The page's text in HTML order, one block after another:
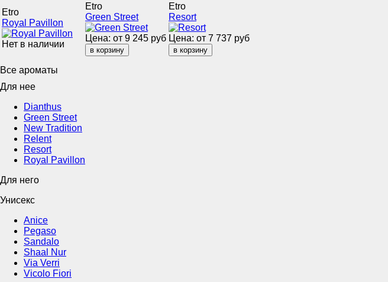
Etro
Royal Pavillon
Нет в наличии
Etro
Green Street
Цена: от 9 245 руб
Etro
Resort
Цена: от 7 737 руб
Все ароматы
Для нее
Dianthus
Green Street
New Tradition
Relent
Resort
Royal Pavillon
Для него
Унисекс
Anice
Pegaso
Sandalo
Shaal Nur
Via Verri
Vicolo Fiori